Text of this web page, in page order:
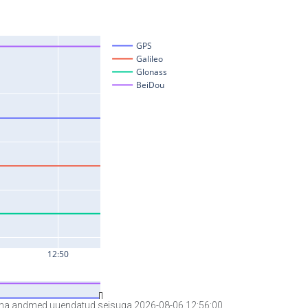
andmed uuendatud seisuga 2026-08-06 12:56:00